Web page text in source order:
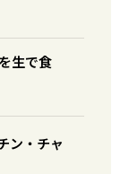
生で食
ン・チャ